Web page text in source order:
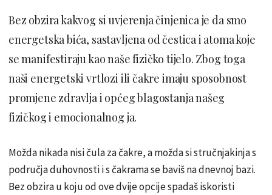
Bez obzira kakvog si uvjerenja činjenica je da smo
energetska bića, sastavljena od čestica i atoma koje
se manifestiraju kao naše fizičko tijelo. Zbog toga
naši energetski vrtlozi ili čakre imaju sposobnost
promjene zdravlja i općeg blagostanja našeg
fizičkog i emocionalnog ja.
Možda nikada nisi čula za čakre, a možda si stručnjakinja s
područja duhovnosti i s čakrama se baviš na dnevnoj bazi.
Bez obzira u koju od ove dvije opcije spadaš iskoristi